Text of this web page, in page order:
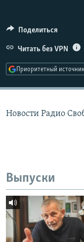
ПОДПИШИТЕСЬ НА
СОЦИАЛЬНЫЕ СЕТИ
Поделиться
Читать без VPN
Приоритетный
Новости Радио
Выпуски